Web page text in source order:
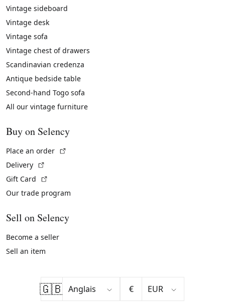
Vintage sideboard
Vintage desk
Vintage sofa
Vintage chest of drawers
Scandinavian credenza
Antique bedside table
Second-hand Togo sofa
All our vintage furniture
Buy on Selency
Place an order
Delivery
Gift Card
Our trade program
Sell on Selency
Become a seller
Sell an item
🇬🇧 €